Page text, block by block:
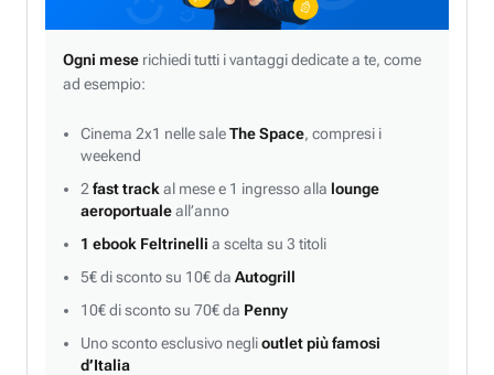
Ogni mese richiedi tutti i vantaggi dedicate a te, come
ad esempio:
Cinema 2x1 nelle saleThe Space, compresi i
weekend
2 fast track al mese e 1 ingresso alla lounge
aeroportualeall’anno
1 ebook Feltrinelli a scelta su 3 titoli
5€ di sconto su 10€ da Autogrill
10€ di sconto su 70€ da Penny
Uno sconto esclusivo neglioutlet più famosi
d’Italia